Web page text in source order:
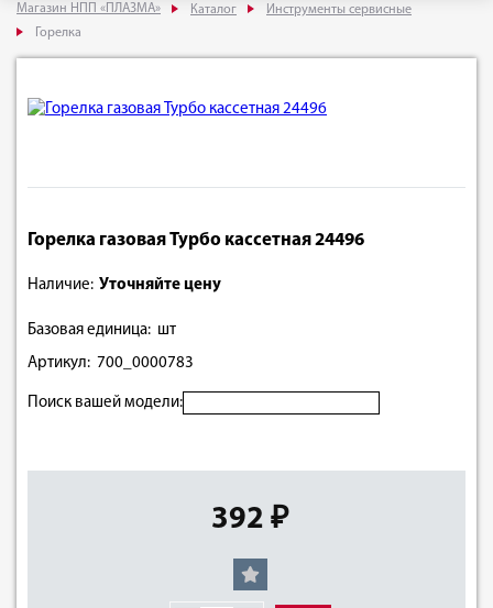
Магазин НПП «ПЛАЗМА» Каталог
Инструменты сервисные
Горелка
Горелка газовая Турбо кассетная 24496
Наличие: Уточняйте цену
Базовая единица: шт
Артикул: 700_0000783
Поиск вашей модели:
392 ₽